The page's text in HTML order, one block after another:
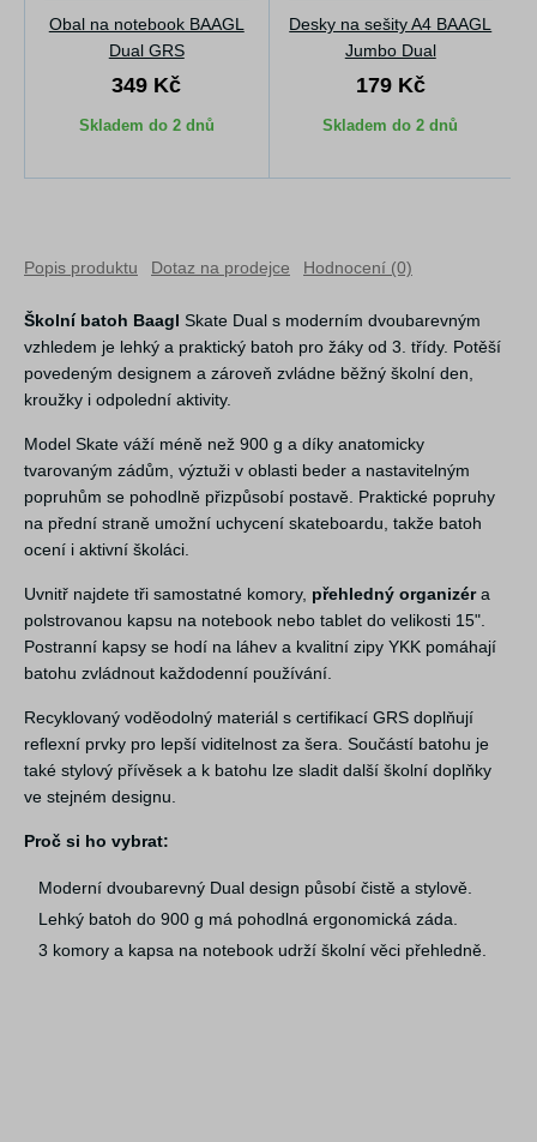
Obal na notebook BAAGL
Dual GRS
349 Kč
Skladem do 2 dnů
Desky na sešity A4 BAAGL
Jumbo Dual
179 Kč
Skladem do 2 dnů
Popis produktu Dotaz na prodejce Hodnocení (0)
Školní batoh Baagl Skate Dual s moderním dvoubarevným
vzhledem je lehký a praktický batoh pro žáky od 3. třídy. Potěší
povedeným designem a zároveň zvládne běžný školní den,
kroužky i odpolední aktivity.
Model Skate váží méně než 900 g a díky anatomicky
tvarovaným zádům, výztuži v oblasti beder a nastavitelným
popruhům se pohodlně přizpůsobí postavě. Praktické popruhy
na přední straně umožní uchycení skateboardu, takže batoh
ocení i aktivní školáci.
Uvnitř najdete tři samostatné komory, přehledný organizéra
polstrovanou kapsu na notebook nebo tablet do velikosti 15".
Postranní kapsy se hodí na láhev a kvalitní zipy YKK pomáhají
batohu zvládnout každodenní používání.
Recyklovaný voděodolný materiál s certifikací GRS doplňují
reflexní prvky pro lepší viditelnost za šera. Součástí batohu je
také stylový přívěsek a k batohu lze sladit další školní doplňky
ve stejném designu.
Proč si ho vybrat:
Moderní dvoubarevný Dual design působí čistě a stylově.
Lehký batoh do 900 g má pohodlná ergonomická záda.
3 komory a kapsa na notebook udrží školní věci přehledně.